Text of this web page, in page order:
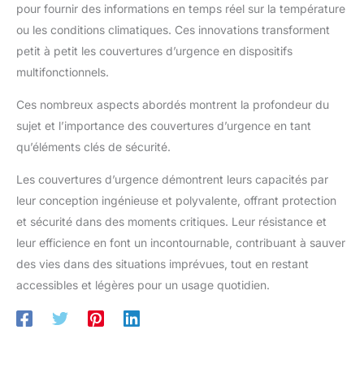
pour fournir des informations en temps réel sur la température
ou les conditions climatiques. Ces innovations transforment
petit à petit les couvertures d’urgence en dispositifs
multifonctionnels.
Ces nombreux aspects abordés montrent la profondeur du
sujet et l’importance des couvertures d’urgence en tant
qu’éléments clés de sécurité.
Les couvertures d’urgence démontrent leurs capacités par
leur conception ingénieuse et polyvalente, offrant protection
et sécurité dans des moments critiques. Leur résistance et
leur efficience en font un incontournable, contribuant à sauver
des vies dans des situations imprévues, tout en restant
accessibles et légères pour un usage quotidien.